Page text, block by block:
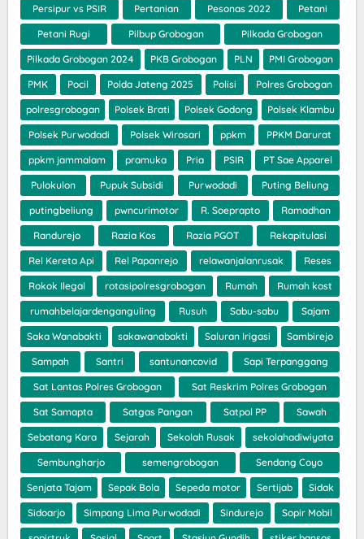
Persipur vs PSIR Pertanian Pesonas 2022 Petani
Petani Rugi Pilbup Grobogan Pilkada Grobogan
Pilkada Grobogan 2024 PKB Grobogan PLN PMI Grobogan
PMK Pocil Polda Jateng 2025 Polisi Polres Grobogan
polresgrobogan Polsek Brati Polsek Godong Polsek Klambu
Polsek Purwodadi Polsek Wirosari ppkm PPKM Darurat
ppkm jammalam pramuka Pria PSIR PT Sae Apparel
Pulokulon Pupuk Subsidi Purwodadi Puting Beliung
putingbeliung pwncurimotor R. Soeprapto Ramadhan
Randurejo Razia Kos Razia PGOT Rekapitulasi
Rel Kereta Api Rel Papanrejo relawanjalanrusak Reses
Rokok Ilegal rotasipolresgrobogan Rumah Rumah kost
rumahbelajardenganguling Rusuh Sabu-sabu Sajam
Saka Wanabakti sakawanabakti Saluran Irigasi Sambirejo
Sampah Santri santunancovid Sapi Terpanggang
Sat Lantas Polres Grobogan Sat Reskrim Polres Grobogan
Sat Samapta Satgas Pangan Satpol PP Sawah
Sebatang Kara Sejarah Sekolah Rusak sekolahadiwiyata
Sembungharjo semengrobogan Sendang Coyo
Senjata Tajam Sepak Bola Sepeda motor Sertijab Sidak
Sidoarjo Simpang Lima Purwodadi Sindurejo Sopir Mobil